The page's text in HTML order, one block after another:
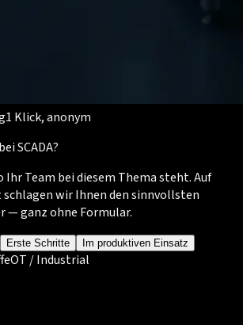
1 Klick, anonym
SCADA?
Team bei diesem Thema steht. Auf
wir Ihnen den sinnvollsten
— ganz ohne Formular.
Erste Schritte Im produktiven Einsatz
OT / Industrial